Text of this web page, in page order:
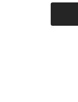
Ciele Athletics
1,001～5,000円